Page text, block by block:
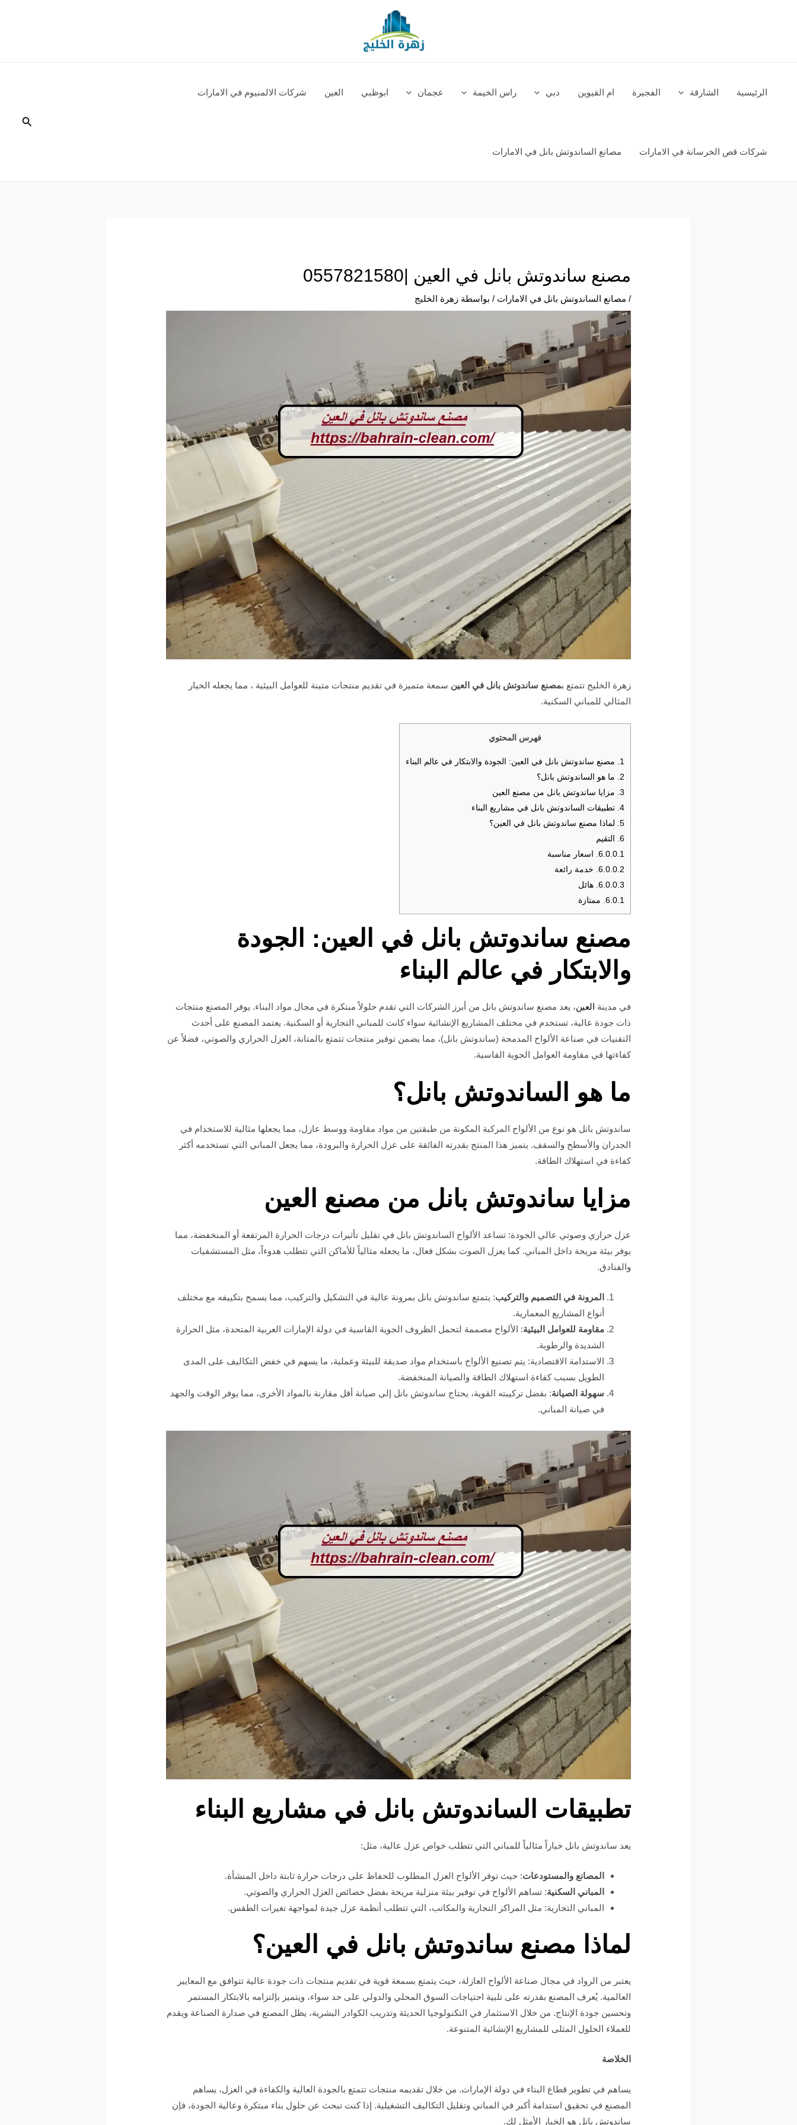
الرئيسية الشارقة الفجيرة ام القيوين دبي راس الخيمة عجمان ابوظبي العين شركات الالمنيوم في الامارات
شركات قص الخرسانة في الامارات مصانع الساندوتش بانل في الامارات
البحث
مصنع ساندوتش بانل في العين |0557821580
/ مصانع الساندوتش بانل في الامارات / بواسطة زهرة الخليج
زهرة الخليج تتمتع بمصنع ساندوتش بانل في العين سمعة متميزة في تقديم منتجات متينة للعوامل البيئية ، مما يجعله الخيار
المثالي للمباني السكنية.
فهرس المحتوي
1.
مصنع ساندوتش بانل في العين: الجودة والابتكار في عالم البناء
2. ما هو الساندوتش بانل؟
3. مزايا ساندوتش بانل من مصنع العين
4. تطبيقات الساندوتش بانل في مشاريع البناء
5. لماذا مصنع ساندوتش بانل في العين؟
6. التقيم
6.0.0.1. اسعار مناسبة
6.0.0.2. خدمة رائعة
6.0.0.3. هائل
6.0.1. ممتازة
مصنع ساندوتش بانل في العين: الجودة
والابتكار في عالم البناء
في مدينة العين، يعد مصنع ساندوتش بانل من أبرز الشركات التي تقدم حلولاً مبتكرة في مجال مواد البناء. يوفر المصنع منتجات
ذات جودة عالية، تستخدم في مختلف المشاريع الإنشائية سواء كانت للمباني التجارية أو السكنية. يعتمد المصنع على أحدث
التقنيات في صناعة الألواح المدمجة (ساندوتش بانل)، مما يضمن توفير منتجات تتمتع بالمتانة، العزل الحراري والصوتي، فضلاً عن
كفاءتها في مقاومة العوامل الجوية القاسية.
ما هو الساندوتش بانل؟
ساندوتش بانل هو نوع من الألواح المركبة المكونة من طبقتين من مواد مقاومة ووسط عازل، مما يجعلها مثالية للاستخدام في
الجدران والأسطح والسقف. يتميز هذا المنتج بقدرته الفائقة على عزل الحرارة والبرودة، مما يجعل المباني التي تستخدمه أكثر
كفاءة في استهلاك الطاقة.
مزايا ساندوتش بانل من مصنع العين
عزل حراري وصوتي عالي الجودة: تساعد الألواح الساندوتش بانل في تقليل تأثيرات درجات الحرارة المرتفعة أو المنخفضة، مما
يوفر بيئة مريحة داخل المباني. كما يعزل الصوت بشكل فعال، ما يجعله مثالياً للأماكن التي تتطلب هدوءاً، مثل المستشفيات
والفنادق.
المرونة في التصميم والتركيب: يتمتع ساندوتش بانل بمرونة عالية في التشكيل والتركيب، مما يسمح بتكييفه مع مختلف
أنواع المشاريع المعمارية.
مقاومة للعوامل البيئية: الألواح مصممة لتحمل الظروف الجوية القاسية في دولة الإمارات العربية المتحدة، مثل الحرارة
الشديدة والرطوبة.
الاستدامة الاقتصادية: يتم تصنيع الألواح باستخدام مواد صديقة للبيئة وعملية، ما يسهم في خفض التكاليف على المدى
الطويل بسبب كفاءة استهلاك الطاقة والصيانة المنخفضة.
سهولة الصيانة: بفضل تركيبته القوية، يحتاج ساندوتش بانل إلى صيانة أقل مقارنة بالمواد الأخرى، مما يوفر الوقت والجهد
في صيانة المباني.
تطبيقات الساندوتش بانل في مشاريع البناء
يعد ساندوتش بانل خياراً مثالياً للمباني التي تتطلب خواص عزل عالية، مثل:
المصانع والمستودعات: حيث توفر الألواح العزل المطلوب للحفاظ على درجات حرارة ثابتة داخل المنشأة.
المباني السكنية: تساهم الألواح في توفير بيئة منزلية مريحة بفضل خصائص العزل الحراري والصوتي.
المباني التجارية: مثل المراكز التجارية والمكاتب، التي تتطلب أنظمة عزل جيدة لمواجهة تغيرات الطقس.
لماذا مصنع ساندوتش بانل في العين؟
يعتبر من الرواد في مجال صناعة الألواح العازلة، حيث يتمتع بسمعة قوية في تقديم منتجات ذات جودة عالية تتوافق مع المعايير
العالمية. يُعرف المصنع بقدرته على تلبية احتياجات السوق المحلي والدولي على حد سواء، ويتميز بإلتزامه بالابتكار المستمر
وتحسين جودة الإنتاج. من خلال الاستثمار في التكنولوجيا الحديثة وتدريب الكوادر البشرية، يظل المصنع في صدارة الصناعة ويقدم
للعملاء الحلول المثلى للمشاريع الإنشائية المتنوعة.
الخلاصة
يساهم في تطوير قطاع البناء في دولة الإمارات. من خلال تقديمه منتجات تتمتع بالجودة العالية والكفاءة في العزل، يساهم
المصنع في تحقيق استدامة أكبر في المباني وتقليل التكاليف التشغيلية. إذا كنت تبحث عن حلول بناء مبتكرة وعالية الجودة، فإن
ساندوتش بانل هو الخيار الأمثل لك.